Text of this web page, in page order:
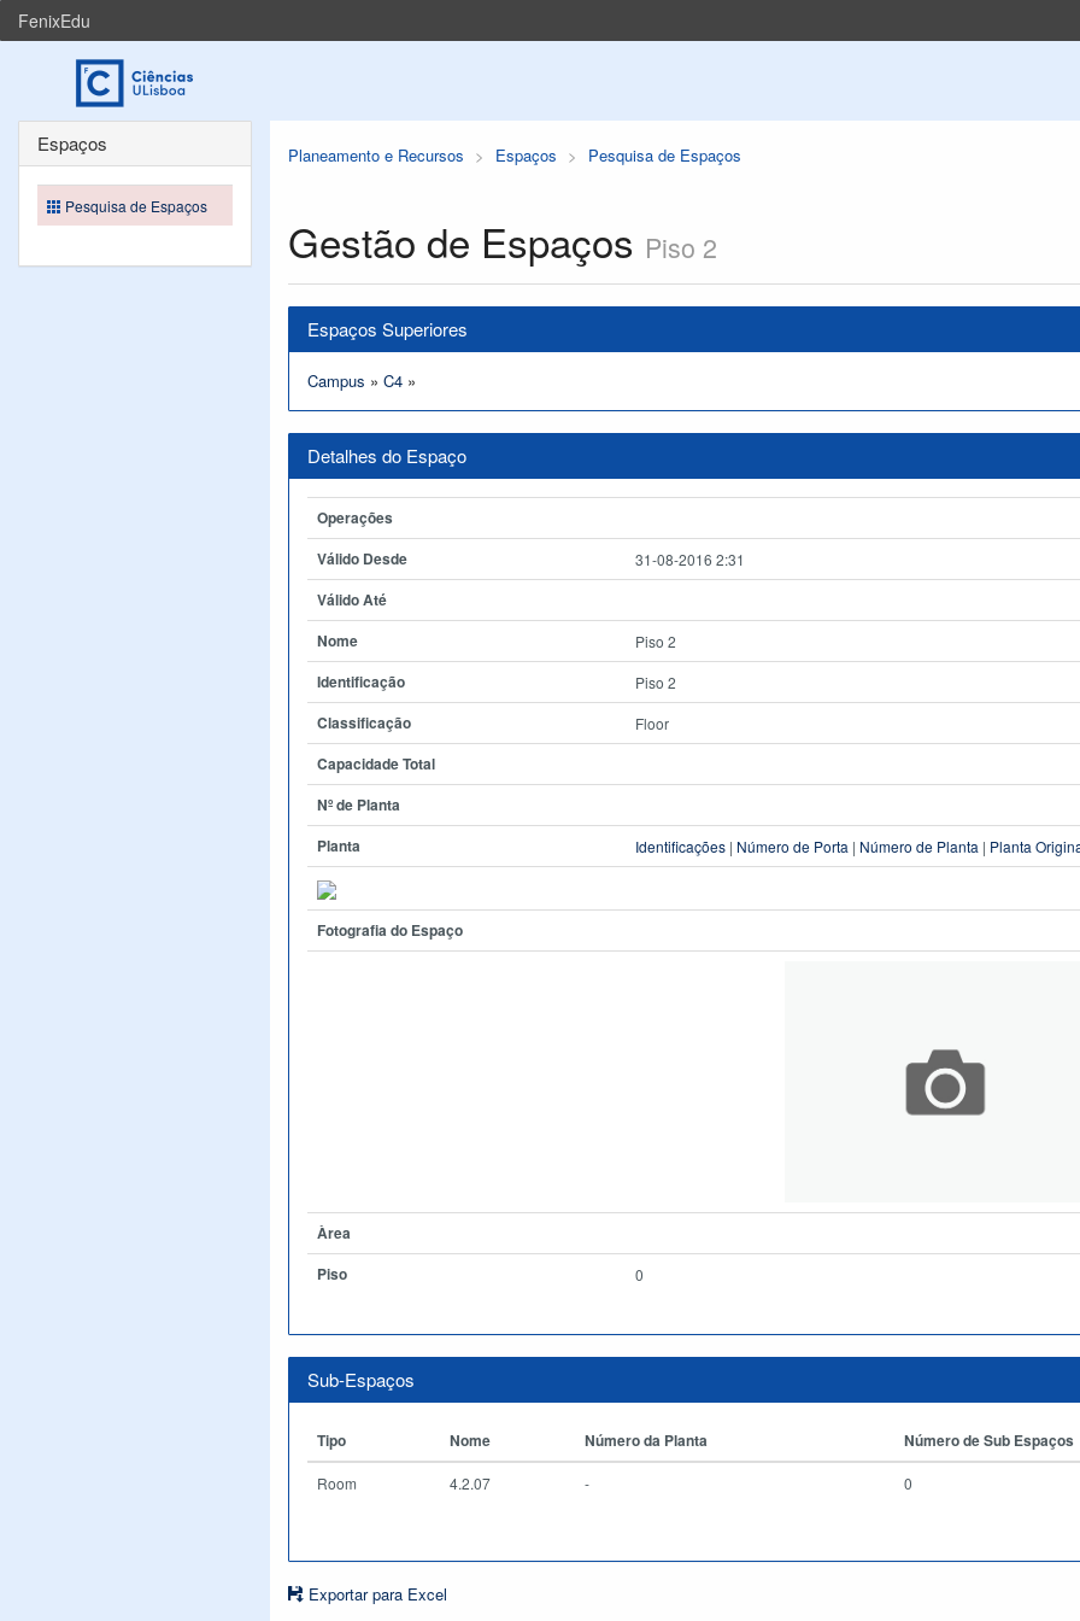
FenixEdu
Planeamento e Recursos Espaços Pesquisa de Espaços
Gestão de Espaços Piso 2
Espaços Superiores
Campus » C4 »
Detalhes do Espaço
Operações
Válido Desde
31-08-2016 2:31
Válido Até
Nome
Piso 2
Identificação Piso 2
Classificação Floor
Capacidade Total
Nº de Planta
Planta
Identificações | Número de Porta | Número de Planta | Planta
Fotografia do Espaço
Àrea
Piso
0
Sub-Espaços
Tipo Nome Número da Planta Número de Sub Espaços
Room 4.2.07 - 0
Exportar para Excel
Espaços
Pesquisa de Espaços